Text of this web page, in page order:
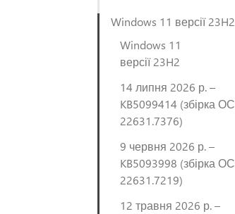
Windows 11 версії 23H2
Windows 11
версії 23H2
14 липня 2026 р. –
KB5099414 (збірка ОС
22631.7376)
9 червня 2026 р. –
KB5093998 (збірка ОС
22631.7219)
12 травня 2026 р. –